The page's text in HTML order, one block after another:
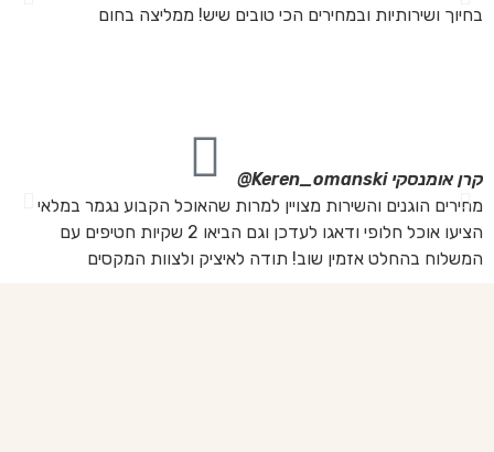
בחיוך ושירותיות ובמחירים הכי טובים שיש! ממליצה בחום
קרן אומנסקיKeren_omanski@
מחירים הוגנים והשירות מצויין למרות שהאוכל הקבוע נגמר במלאי
הציעו אוכל חלופי ודאגו לעדכן וגם הביאו 2 שקיות חטיפים עם
המשלוח בהחלט אזמין שוב! תודה לאיציק ולצוות המקסים